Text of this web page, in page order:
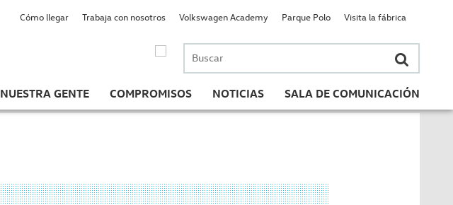
Buscar
por:
NUESTRA GENTE COMPROMISOS NOTICIAS SALA DE COMUNICACIÓN
Cómo llegar Trabaja con nosotros Volkswagen Academy Parque Polo Visita la fábrica